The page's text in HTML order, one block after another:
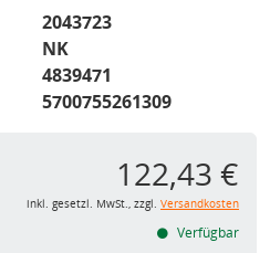
2043723
NK
4839471
5700755261309
122,43 €
inkl. gesetzl. MwSt., zzgl. Versandkosten
Verfügbar